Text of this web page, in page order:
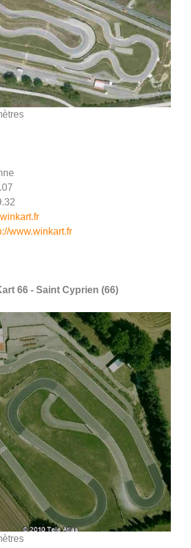
www.winkart.fr
66 - Saint Cyprien (66)